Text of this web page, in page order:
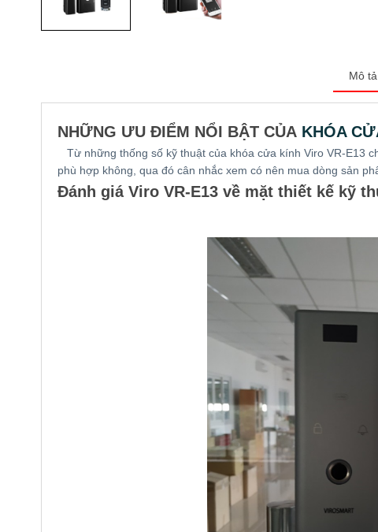
Mô tả
NHỮNG ƯU ĐIỂM NỔI BẬT CỦA KHÓA
Từ những thống số kỹ thuật của khóa cửa kính Viro VR-E13
phù hợp không, qua đó cân nhắc xem có nên mua dòng sản
Đánh giá Viro VR-E13 về mặt thiết kế kỹ